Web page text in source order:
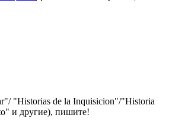
"Historias de la Inquisicion"/"Historia
и другие), пишите!